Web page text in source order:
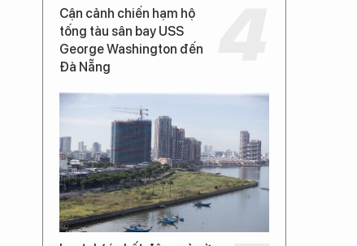
Cận cảnh chiến hạm hộ
tống tàu sân bay USS
George Washington đến
Đà Nẵng